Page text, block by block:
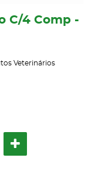
C/4 Comp -
Veterinários